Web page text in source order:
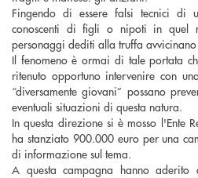
Fingendo di essere falsi tecnici di
conoscenti di figli o nipoti in quel
personaggi dediti alla truffa
Il fenomeno è ormai di tale portata
ritenuto opportuno intervenire con
“diversamente giovani” possano
eventuali situazioni di questa natura.
In questa direzione si è mosso l'Ente
ha stanziato 900.000 euro per una
di informazione sul tema.
A questa campagna hanno